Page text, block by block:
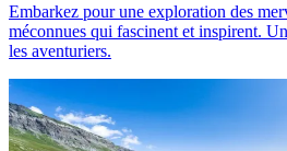
Embarkez pour une exploration des
méconnues qui fascinent et inspirent.
les aventuriers.